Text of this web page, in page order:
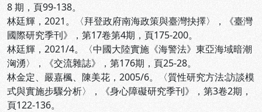
8 期，頁99-138。
林廷輝，2021。〈拜登政府南海政策與臺灣抉擇〉，《臺灣
國際研究季刊》，第17卷第4期，頁175-200。
林廷輝，2021/4。〈中國大陸實施《海警法》東亞海域暗潮
洶湧〉，《交流雜誌》，第176期，頁25-28。
林金定、嚴嘉楓、陳美花，2005/6。〈質性研究方法:訪談模
式與實施步驟分析〉，《身心障礙研究季刊》，第3卷2期，
頁122-136。